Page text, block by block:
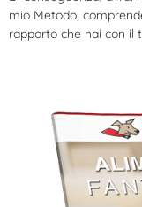
mio Metodo,
rapporto che hai con il